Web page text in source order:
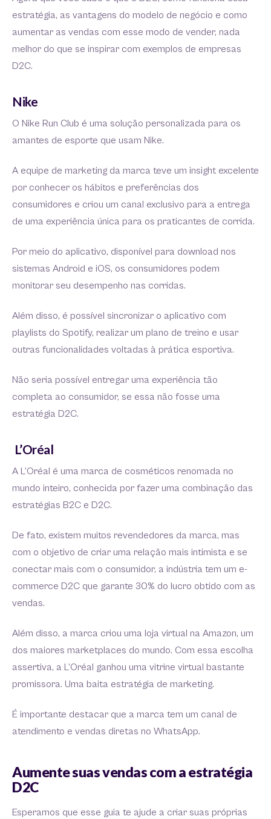
estratégia, as vantagens do modelo de negócio e como
aumentar as vendas com esse modo de vender, nada
melhor do que se inspirar com exemplos de empresas
D2C.
Nike
O Nike Run Club é uma solução personalizada para os
amantes de esporte que usam Nike.
A equipe de marketing da marca teve um insight excelente
por conhecer os hábitos e preferências dos
consumidores e criou um canal exclusivo para a entrega
de uma experiência única para os praticantes de corrida.
Por meio do aplicativo, disponível para download nos
sistemas Android e iOS, os consumidores podem
monitorar seu desempenho nas corridas.
Além disso, é possível sincronizar o aplicativo com
playlists do Spotify, realizar um plano de treino e usar
outras funcionalidades voltadas à prática esportiva.
Não seria possível entregar uma experiência tão
completa ao consumidor, se essa não fosse uma
estratégia D2C.
L’Oréal
A L’Oréal é uma marca de cosméticos renomada no
mundo inteiro, conhecida por fazer uma combinação das
estratégias B2C e D2C.
De fato, existem muitos revendedores da marca, mas
com o objetivo de criar uma relação mais intimista e se
conectar mais com o consumidor, a indústria tem um e-
commerce D2C que garante 30% do lucro obtido com as
vendas.
Além disso, a marca criou uma loja virtual na Amazon, um
dos maiores marketplaces do mundo. Com essa escolha
assertiva, a L’Oréal ganhou uma vitrine virtual bastante
promissora. Uma baita estratégia de marketing.
É importante destacar que a marca tem um canal de
atendimento e vendas diretas no WhatsApp.
Aumente suas vendas com a estratégia
D2C
Esperamos que esse guia te ajude a criar suas próprias